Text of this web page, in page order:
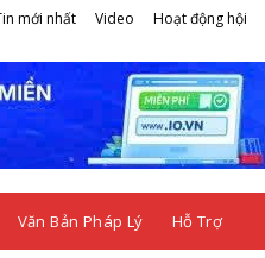
mới nhất Video Hoạt động hội
Văn Bản Pháp Lý Hỗ Trợ